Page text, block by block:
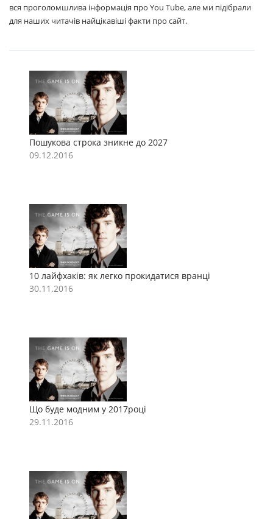
вся проголомшлива інформація про You Tube, але ми підібрали
для наших читачів найцікавіші факти про сайт.
Пошукова строка зникне до 2027
09.12.2016
10 лайфхаків: як легко прокидатися вранці
30.11.2016
Що буде модним у 2017році
29.11.2016